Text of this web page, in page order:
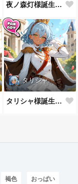
夜ノ森灯様誕生祝！
タリシャ
タリシャ様誕生祝！
褐色 おっぱい